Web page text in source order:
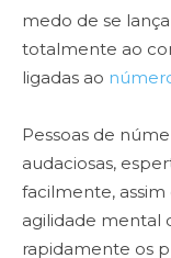
medo de se
totalmente ao
ligadas ao
Pessoas de
audaciosas,
facilmente,
agilidade mental
rapidamente os